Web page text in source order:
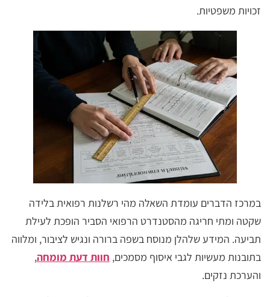
זכויות משפטיות.
במרכז הדברים עומדת השאלה מהי רשלנות רפואית בלידה
שקטה ומתי חריגה מהסטנדרט הרפואי הסביר הופכת לעילת
תביעה. המידע שלהלן מנוסח בשפה ברורה ונגיש לציבור, ומלווה
בתובנות מעשיות לגבי איסוף מסמכים, חוות דעת מומחה,
והערכת נזקים.